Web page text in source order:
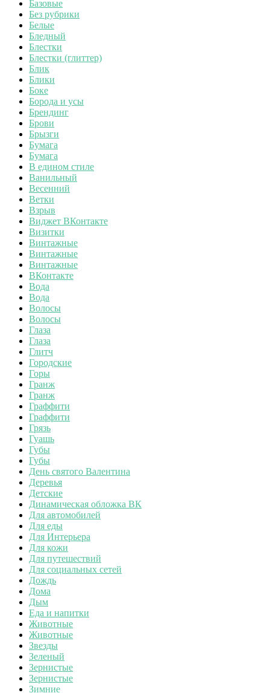
Базовые
Без рубрики
Белые
Бледный
Блестки
Блестки (глиттер)
Блик
Блики
Боке
Борода и усы
Брендинг
Брови
Брызги
Бумага
Бумага
В едином стиле
Ванильный
Весенний
Ветки
Взрыв
Виджет ВКонтакте
Визитки
Винтажные
Винтажные
Винтажные
ВКонтакте
Вода
Вода
Волосы
Волосы
Глаза
Глаза
Глитч
Городские
Горы
Гранж
Гранж
Граффити
Граффити
Грязь
Гуашь
Губы
Губы
День святого Валентина
Деревья
Детские
Динамическая обложка ВК
Для автомобилей
Для еды
Для Интерьера
Для кожи
Для путешествий
Для социальных сетей
Дождь
Дома
Дым
Еда и напитки
Животные
Животные
Звезды
Зеленый
Зернистые
Зернистые
Зимние